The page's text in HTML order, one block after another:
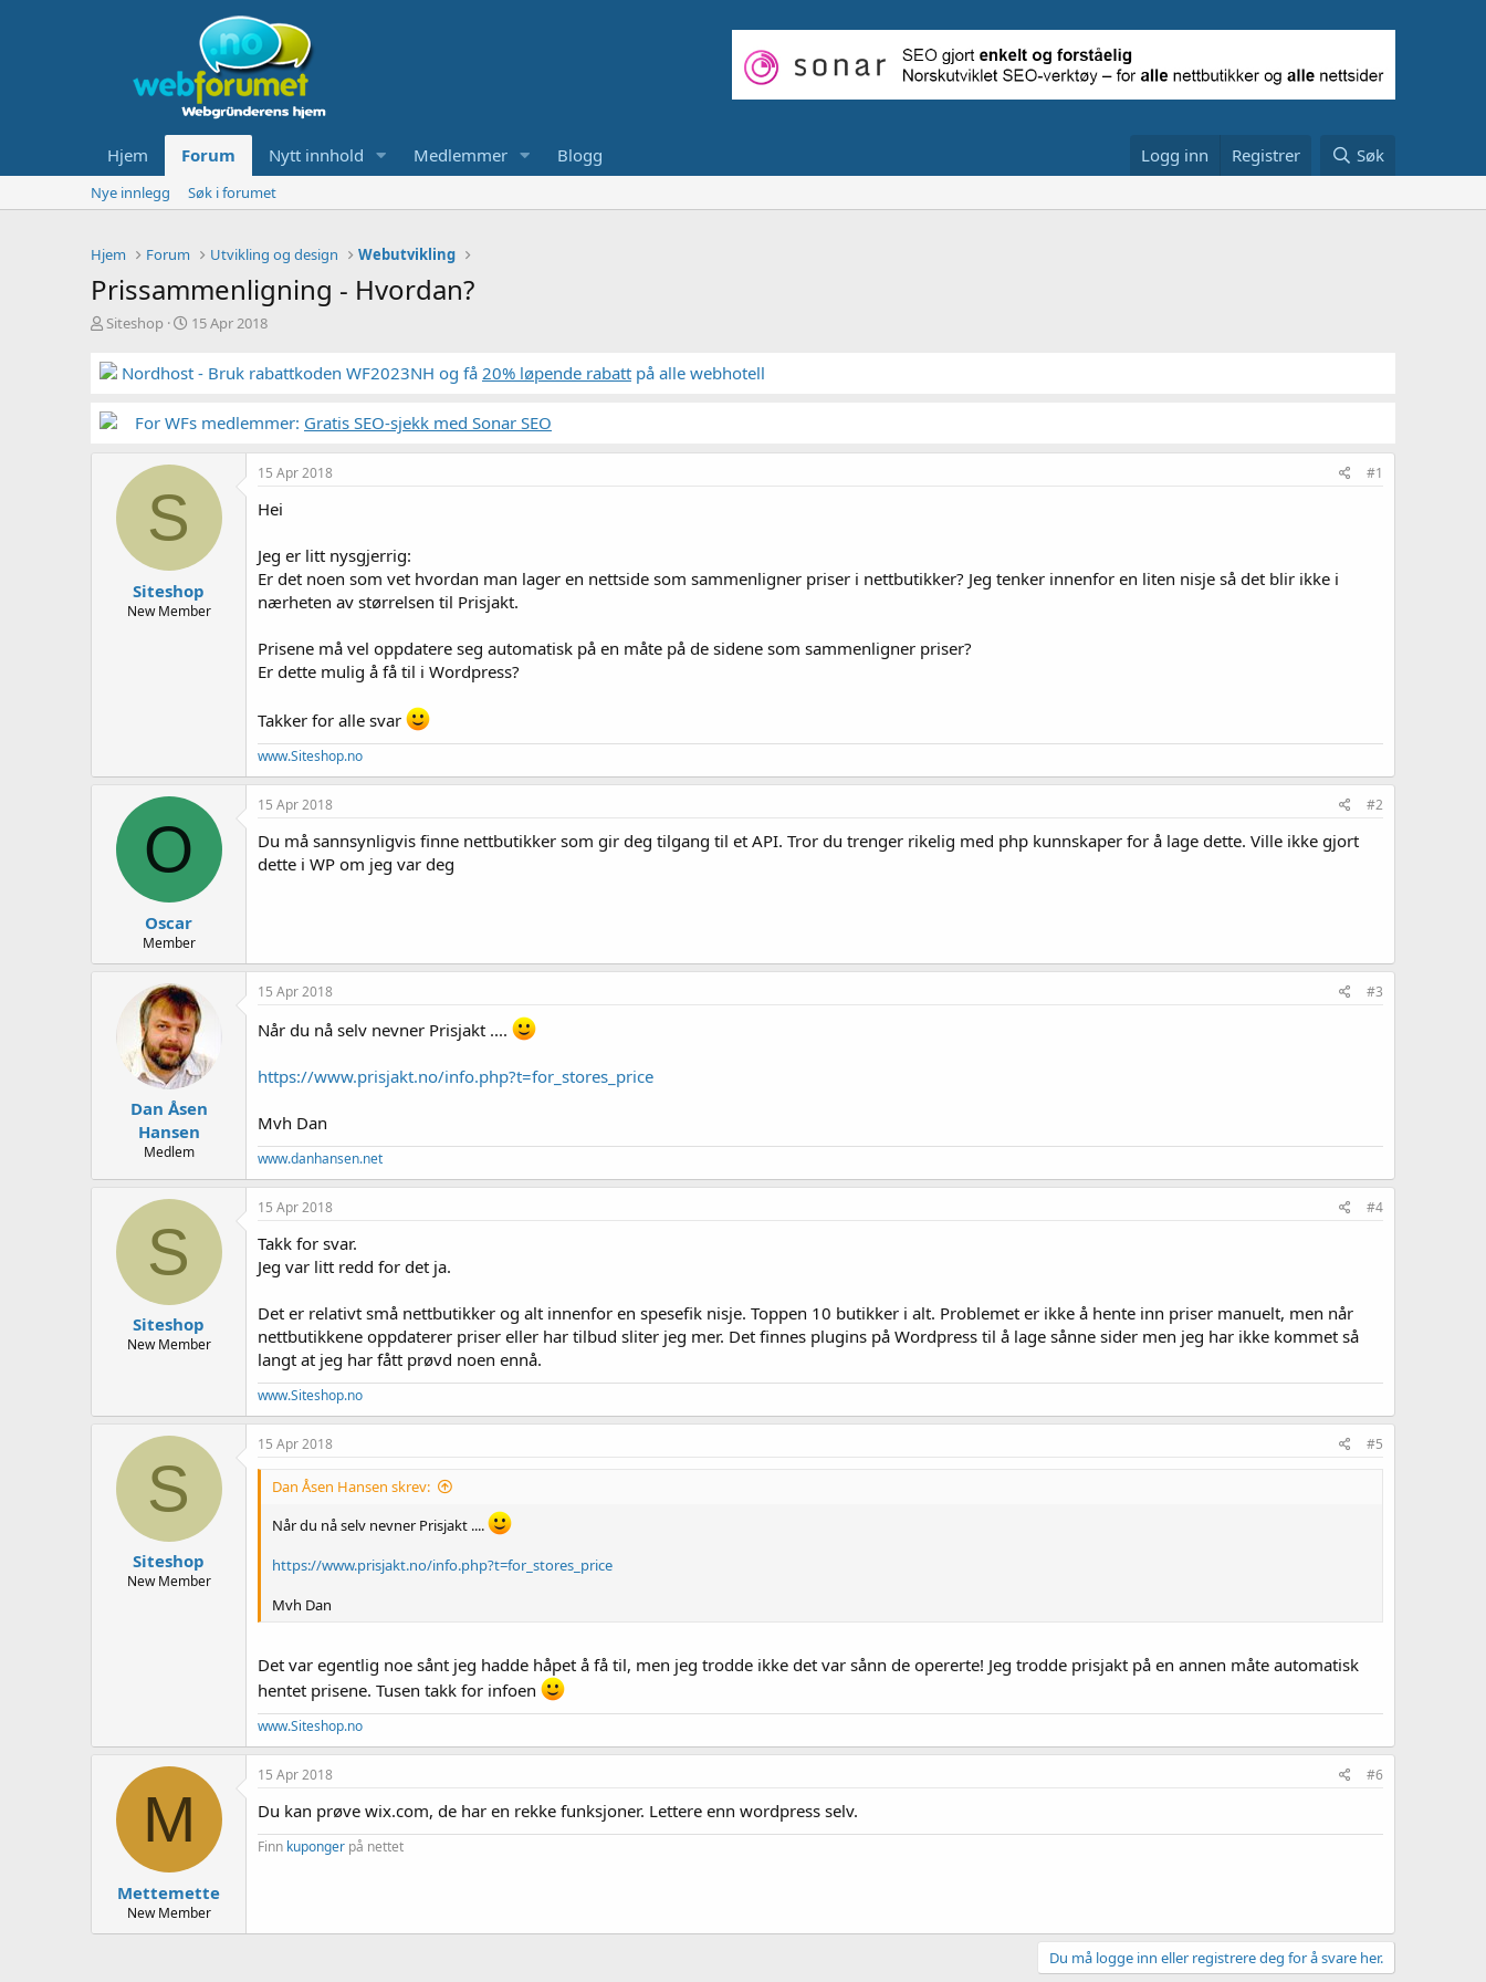
Hjem Forum Nytt innhold Medlemmer Blogg Logg inn Registrer Søk
Nye innlegg Søk i forumet
Hjem Forum Utvikling og design Webutvikling
Prissammenligning - Hvordan?
T
å
d
t
Siteshop
S
r
d
15 Apr 2018
Nordhost - Bruk rabattkoden WF2023NH og få 20% løpende rabatt på alle webhotell
For WFs medlemmer: Gratis SEO-sjekk med Sonar SEO
S
Siteshop
New Member
15 Apr 2018 #1
Hei
Jeg er litt nysgjerrig:
Er det noen som vet hvordan man lager en nettside som sammenligner priser i nettbutikker? Jeg tenker innenfor en liten nisje så det blir ikke i
nærheten av størrelsen til Prisjakt.
Prisene må vel oppdatere seg automatisk på en måte på de sidene som sammenligner priser?
Er dette mulig å få til i Wordpress?
Takker for alle svar
www.Siteshop.no
O
Oscar
Member
15 Apr 2018 #2
Du må sannsynligvis finne nettbutikker som gir deg tilgang til et API. Tror du trenger rikelig med php kunnskaper for å lage dette. Ville ikke gjort
dette i WP om jeg var deg
Dan Åsen
Hansen
Medlem
15 Apr 2018 #3
Når du nå selv nevner Prisjakt ....
https://www.prisjakt.no/info.php?t=for_stores_price
Mvh Dan
www.danhansen.net
S
Siteshop
New Member
15 Apr 2018 #4
Takk for svar.
Jeg var litt redd for det ja.
Det er relativt små nettbutikker og alt innenfor en spesefik nisje. Toppen 10 butikker i alt. Problemet er ikke å hente inn priser manuelt, men når
nettbutikkene oppdaterer priser eller har tilbud sliter jeg mer. Det finnes plugins på Wordpress til å lage sånne sider men jeg har ikke kommet så
langt at jeg har fått prøvd noen ennå.
www.Siteshop.no
S
Siteshop
New Member
15 Apr 2018 #5
Dan Åsen Hansen skrev:
Når du nå selv nevner Prisjakt ....
https://www.prisjakt.no/info.php?t=for_stores_price
Mvh Dan
Det var egentlig noe sånt jeg hadde håpet å få til, men jeg trodde ikke det var sånn de opererte! Jeg trodde prisjakt på en annen måte automatisk
hentet prisene. Tusen takk for infoen
www.Siteshop.no
M
Mettemette
New Member
15 Apr 2018 #6
Du kan prøve wix.com, de har en rekke funksjoner. Lettere enn wordpress selv.
Finn kuponger på nettet
Du må logge inn eller registrere deg for å svare her.